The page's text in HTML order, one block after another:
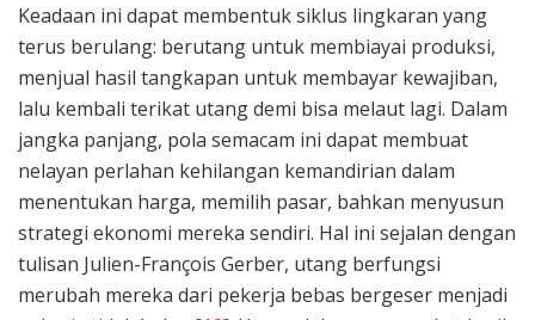
Keadaan ini dapat membentuk siklus lingkaran yang
terus berulang: berutang untuk membiayai produksi,
menjual hasil tangkapan untuk membayar kewajiban,
lalu kembali terikat utang demi bisa melaut lagi. Dalam
jangka panjang, pola semacam ini dapat membuat
nelayan perlahan kehilangan kemandirian dalam
menentukan harga, memilih pasar, bahkan menyusun
strategi ekonomi mereka sendiri. Hal ini sejalan dengan
tulisan Julien-François Gerber, utang berfungsi
merubah mereka dari pekerja bebas bergeser menjadi